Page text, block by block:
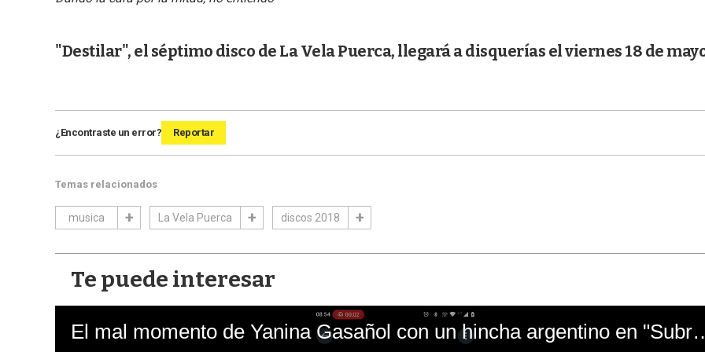
"Destilar", el séptimo disco de La Vela Puerca, llegará a disquerías el viernes 18 de
¿Encontraste un error? Reportar
Temas relacionados
musica La Vela Puerca discos 2018
Te puede interesar
El mal momento de Yanina